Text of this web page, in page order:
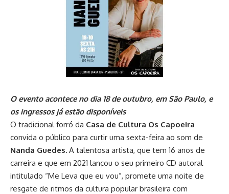
O evento acontece no dia 18 de outubro, em São Paulo, e
os ingressos já estão disponíveis
O tradicional forró da Casa de Cultura Os Capoeira
convida o público para curtir uma sexta-feira ao som de
Nanda Guedes. A talentosa artista, que tem 16 anos de
carreira e que em 2021 lançou o seu primeiro CD autoral
intitulado “Me Leva que eu vou”, promete uma noite de
resgate de ritmos da cultura popular brasileira com